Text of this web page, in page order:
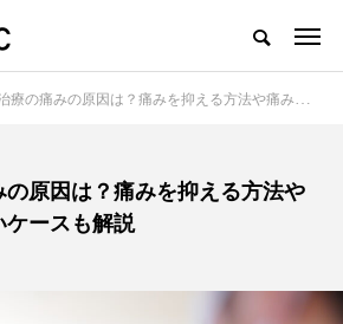
痛みの原因は？痛みを抑える方法や痛みを感じやすいケースも解説
の原因は？痛みを抑える方法や
ケースも解説